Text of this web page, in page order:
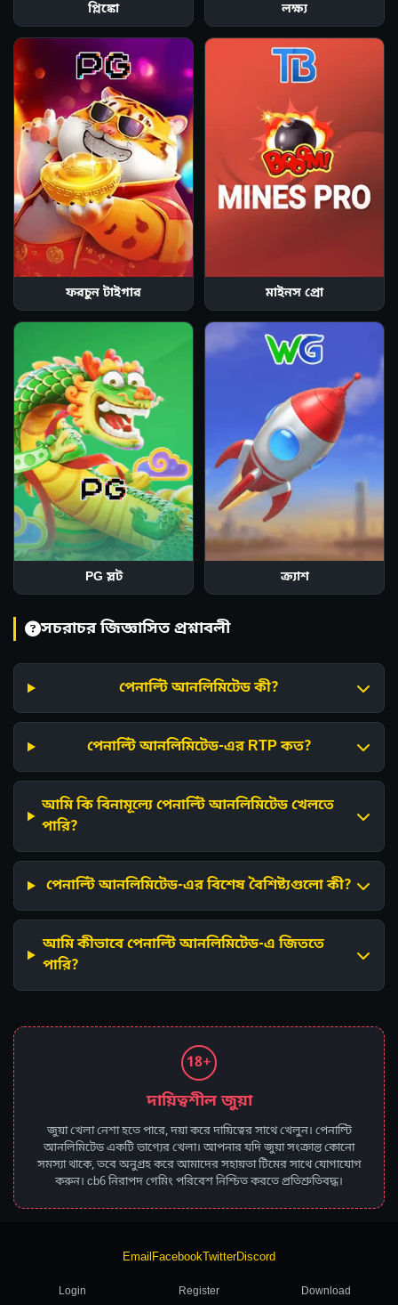
প্লিঙ্কো লক্ষ্য
ফরচুন টাইগার মাইনস প্রো
PG স্লট ক্র্যাশ
সচরাচর জিজ্ঞাসিত প্রশ্নাবলী
পেনাল্টি আনলিমিটেড কী?
পেনাল্টি আনলিমিটেড-এর RTP কত?
আমি কি বিনামূল্যে পেনাল্টি আনলিমিটেড খেলতে
পারি?
পেনাল্টি আনলিমিটেড-এর বিশেষ বৈশিষ্ট্যগুলো কী?
আমি কীভাবে পেনাল্টি আনলিমিটেড-এ জিততে
পারি?
18+
দায়িত্বশীল জুয়া
জুয়া খেলা নেশা হতে পারে, দয়া করে দায়িত্বের সাথে খেলুন। পেনাল্টি
আনলিমিটেড একটি ভাগ্যের খেলা। আপনার যদি জুয়া সংক্রান্ত কোনো
সমস্যা থাকে, তবে অনুগ্রহ করে আমাদের সহায়তা টিমের সাথে যোগাযোগ
করুন। cb6 নিরাপদ গেমিং পরিবেশ নিশ্চিত করতে প্রতিশ্রুতিবদ্ধ।
EmailFacebookTwitterDiscord
Login Register Download